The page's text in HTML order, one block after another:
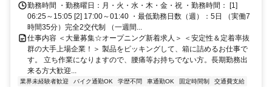
勤務時間 ・勤務曜日：月・火・水・木・金・祝 ・勤務時間： [1]
06:25～15:05 [2] 17:00～01:40 ・最低勤務日数（週）：5日 （実働7
時間35分）完全2交代制 （一週間...
仕事内容 ＜大量募集☆オープニング新着求人＞ ＜安定性＆定着率抜
群の大手上場企業！＞ 製品をピッキングして、箱に詰めるお仕事で
す。 立ち作業になりますので、腰痛等お持ちでない方。長期勤務出
来る方大歓迎...
業界未経験者歓迎 バイク通勤OK 学歴不問 車通勤OK 固定時間制 交通費支給